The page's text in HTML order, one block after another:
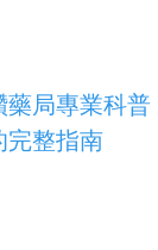
局專業科普
完整指南